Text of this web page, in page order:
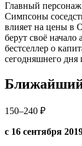
Главный
Симпсоны
влияет на цены в
берут своё
бестселлер о
сегодняшнего дня
Ближайший
150–240 ₽
с 16 сентября